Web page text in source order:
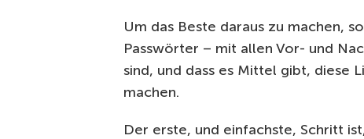
Um das Beste daraus zu machen,
Passwörter – mit allen Vor- und
sind, und dass es Mittel gibt, diese
machen.
Der erste, und einfachste, Schritt